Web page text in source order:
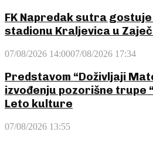
FK Napredak sutra
stadionu Kraljevica u
07/08/2026 14:0007/08/2026 17:34
Predstavom “Doživljaji
izvođenju pozorišne trupe
Leto kulture
07/08/2026 13:55